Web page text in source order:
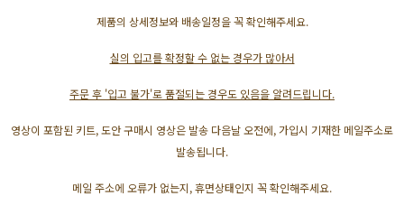
제품의 상세정보와 배송일정을 꼭 확인해주세요.
실의 입고를 확정할 수 없는 경우가 많아서
주문 후 '입고 불가'로 품절되는 경우도 있음을 알려드립니다.
영상이 포함된 키트, 도안 구매시 영상은 발송 다음날 오전에, 가입시 기재한 메일주소로
발송됩니다.
메일 주소에 오류가 없는지, 휴면상태인지 꼭 확인해주세요.